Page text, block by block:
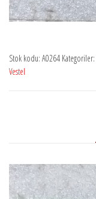
Stok kodu: A0264 Kategoriler:
Vestel